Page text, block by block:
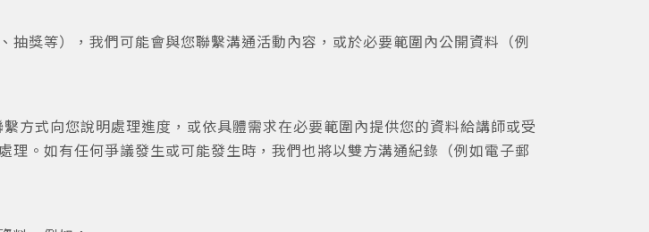
獎等），我們可能會與您聯繫溝通活動內容，或於必要範圍內公開資料（例
方式向您說明處理進度，或依具體需求在必要範圍內提供您的資料給講師或受
。如有任何爭議發生或可能發生時，我們也將以雙方溝通紀錄（例如電子郵